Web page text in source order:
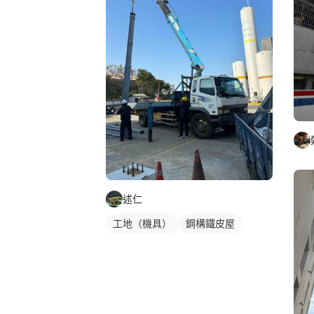
述仁
工地（機具） 鋼構鐵皮屋